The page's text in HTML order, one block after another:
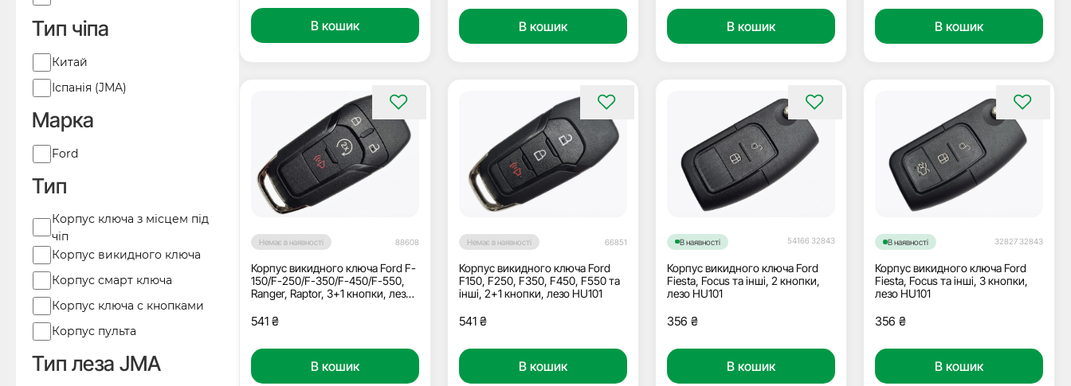
Тип чіпа
Виробник
Китай
Іспанія (JMA)
Марка
Марка
Ford
Тип
ТипКорпус ключа з місцем під
чіп
Корпус викидного ключа
Корпус смарт ключа
Корпус ключа с кнопками
Корпус пульта
Тип леза JMA
В кошик В кошик В кошик В кошик
Немає в наявності 88608
Корпус викидного ключа Ford F-
150/F-250/F-350/F-450/F-550,
Ranger, Raptor, 3+1 кнопки, лезо
541 ₴
В кошик
Немає в наявності 66851
Корпус викидного ключа Ford
F150, F250, F350, F450, F550 та
інші, 2+1 кнопки, лезо HU101
541 ₴
В кошик
В наявності 54166 32843
Корпус викидного ключа Ford
Fiesta, Focus та інші, 2 кнопки,
лезо HU101
356 ₴
В кошик
В наявності 32827 32843
Корпус викидного ключа Ford
Fiesta, Focus та інші, 3 кнопки,
лезо HU101
356 ₴
В кошик